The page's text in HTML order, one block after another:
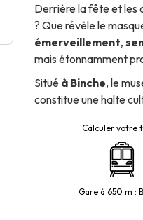
Derrière la fête et les
? Que révèle le
émerveillement,
mais étonnamment
Situé à Binche, le
constitue une halte
Calculer votre
Gare à 650 m :